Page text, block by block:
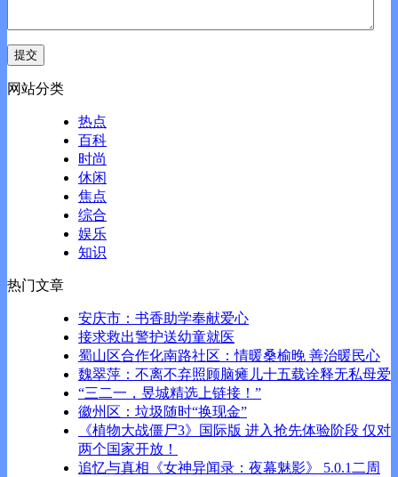
网站分类
热点
百科
时尚
休闲
焦点
综合
娱乐
知识
热门文章
安庆市：书香助学奉献爱心
接求救出警护送幼童就医
蜀山区合作化南路社区：情暖桑榆晚 善治暖民心
魏翠萍：不离不弃照顾脑瘫儿十五载诠释无私母爱
“三二一，昱城精选上链接！”
徽州区：垃圾随时“换现金”
《植物大战僵尸3》国际版 进入抢先体验阶段 仅对
两个国家开放！
追忆与真相《女神异闻录：夜幕魅影》 5.0.1二周